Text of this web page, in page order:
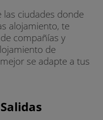
las ciudades donde
alojamiento, te
compañías y
de
se adapte a tus